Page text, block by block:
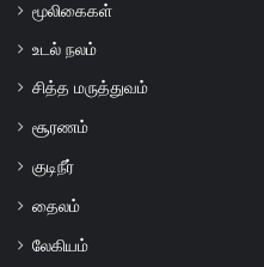
மூலிகைகள்
உடல் நலம்
சித்த மருத்துவம்
சூரணம்
குடிநீர்
தைலம்
லேகியம்